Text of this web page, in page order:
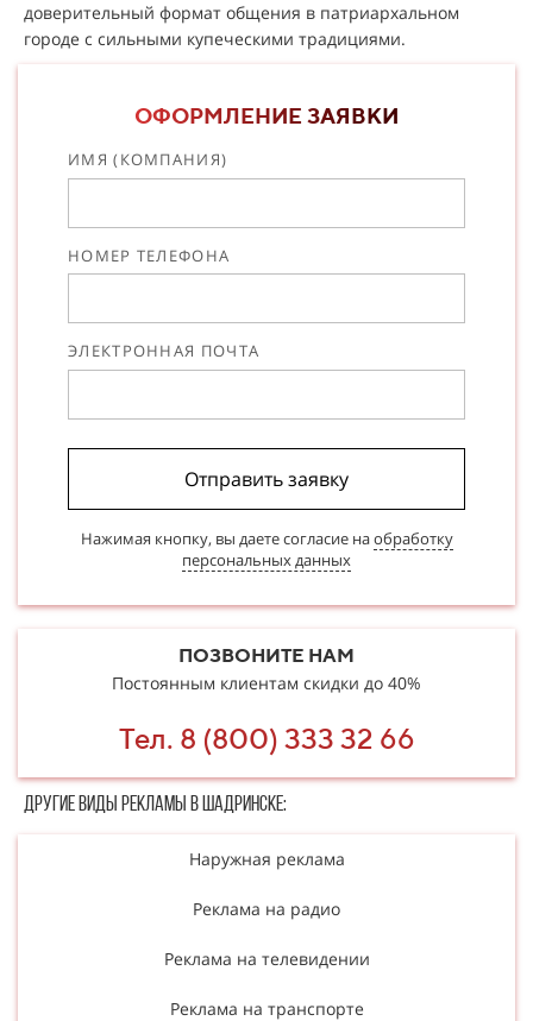
доверительный формат общения в патриархальном
городе с сильными купеческими традициями.
ОФОРМЛЕНИЕ ЗАЯВКИ
ИМЯ (КОМПАНИЯ)
НОМЕР ТЕЛЕФОНА
ЭЛЕКТРОННАЯ ПОЧТА
Отправить заявку
Нажимая кнопку, вы даете согласие наобработку
персональных данных
ПОЗВОНИТЕ НАМ
Постоянным клиентам скидки до 40%
Тел. 8 (800) 333 32 66
Другие в​​​​иды рекламы в Шадринске:
Наружная реклама
Реклама на радио
Реклама на телевидении
Реклама на транспорте